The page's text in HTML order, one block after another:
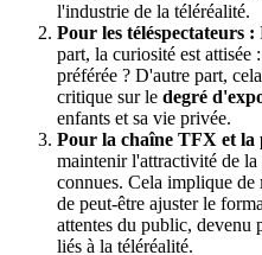
l'industrie de la téléréalité.
Pour les téléspectateurs :
part, la curiosité est
préférée ? D'autre part,
critique sur le degré
enfants et sa vie privée.
Pour la chaîne TFX et la
maintenir l'attractivité de la
connues. Cela implique de
de peut-être ajuster le
attentes du public, devenu
liés à la téléréalité.